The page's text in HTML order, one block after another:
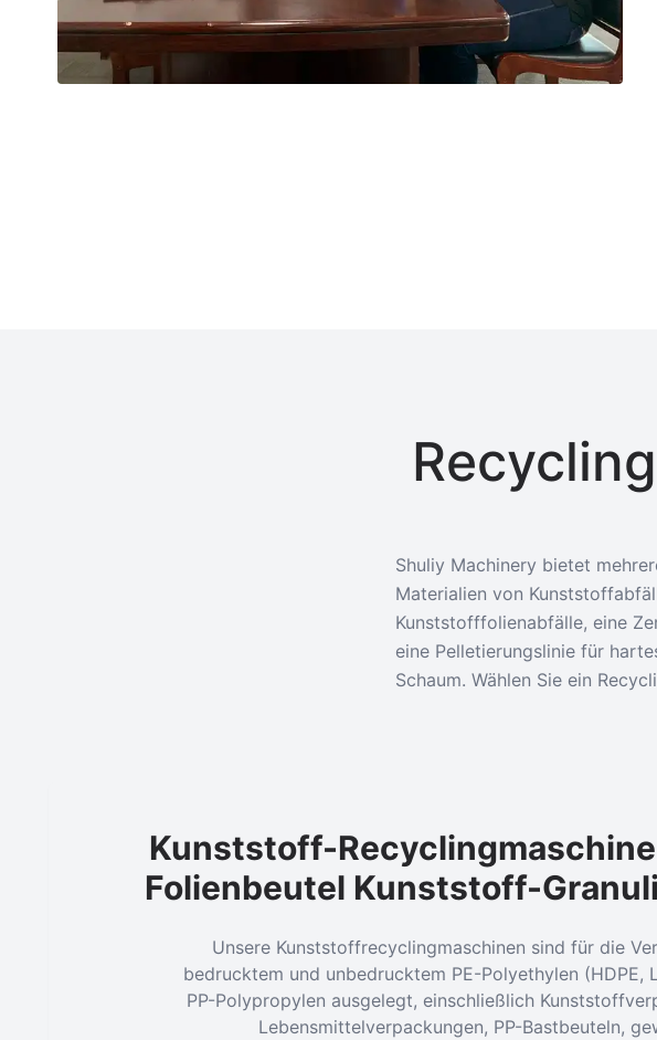
Shuliy Machinery bietet
Materialien von
Kunststofffolienabfälle, eine
eine Pelletierungslinie für
Schaum. Wählen Sie ein
Kunststoff-Recyclingmaschine
Folienbeutel Kunststoff-
Unsere Kunststoffrecyclingmaschinen sind für die
bedrucktem und unbedrucktem PE-Polyethylen (HDPE,
PP-Polypropylen ausgelegt, einschließlich
Lebensmittelverpackungen, PP-Bastbeuteln,